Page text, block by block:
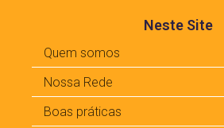
Neste Site
Quem somos
Nossa Rede
Boas práticas